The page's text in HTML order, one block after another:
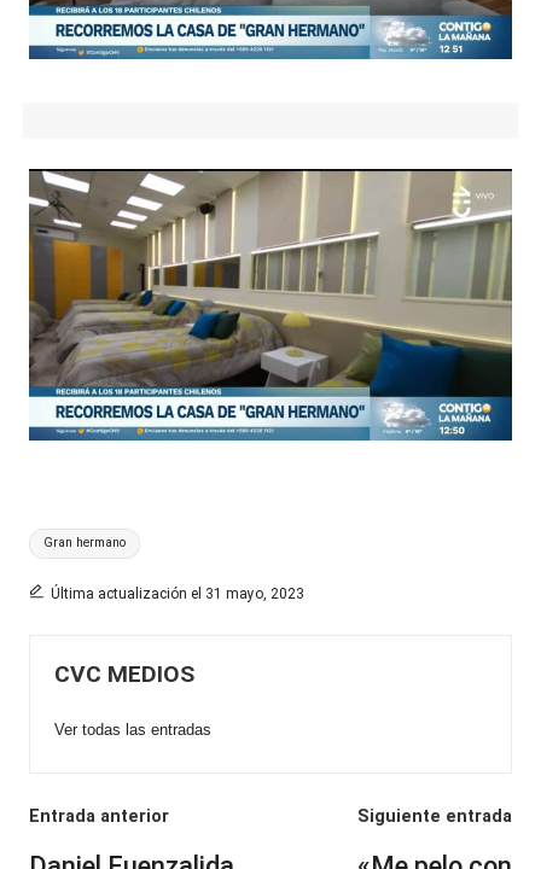
Etiquetas:
Gran hermano
Última actualización el 31 mayo, 2023
CVC MEDIOS
Ver todas las entradas
Navegación
de
Entrada anterior Siguiente entrada